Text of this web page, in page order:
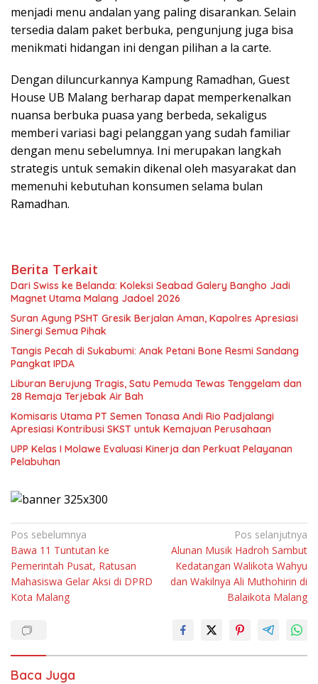
menjadi menu andalan yang paling disarankan. Selain
tersedia dalam paket berbuka, pengunjung juga bisa
menikmati hidangan ini dengan pilihan a la carte.
Dengan diluncurkannya Kampung Ramadhan, Guest
House UB Malang berharap dapat memperkenalkan
nuansa berbuka puasa yang berbeda, sekaligus
memberi variasi bagi pelanggan yang sudah familiar
dengan menu sebelumnya. Ini merupakan langkah
strategis untuk semakin dikenal oleh masyarakat dan
memenuhi kebutuhan konsumen selama bulan
Ramadhan.
Berita Terkait
Dari Swiss ke Belanda: Koleksi Seabad Galery Bangho Jadi
Magnet Utama Malang Jadoel 2026
Suran Agung PSHT Gresik Berjalan Aman, Kapolres Apresiasi
Sinergi Semua Pihak
Tangis Pecah di Sukabumi: Anak Petani Bone Resmi Sandang
Pangkat IPDA
Liburan Berujung Tragis, Satu Pemuda Tewas Tenggelam dan
28 Remaja Terjebak Air Bah
Komisaris Utama PT Semen Tonasa Andi Rio Padjalangi
Apresiasi Kontribusi SKST untuk Kemajuan Perusahaan
UPP Kelas I Molawe Evaluasi Kinerja dan Perkuat Pelayanan
Pelabuhan
Navigasi
pos
Pos sebelumnya
Bawa 11 Tuntutan ke
Pemerintah Pusat, Ratusan
Mahasiswa Gelar Aksi di DPRD
Kota Malang
Pos selanjutnya
Alunan Musik Hadroh Sambut
Kedatangan Walikota Wahyu
dan Wakilnya Ali Muthohirin di
Balaikota Malang
Baca Juga